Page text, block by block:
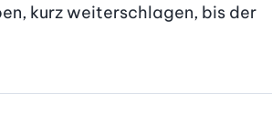
kurz weiterschlagen, bis der